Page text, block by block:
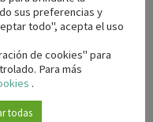
Además, la
vehículos nuevos y
de trabajo que
la provincia. Con estas
conseguir es una
sus preferencias y
todo", acepta el uso
de cookies" para
Para más
.
todas